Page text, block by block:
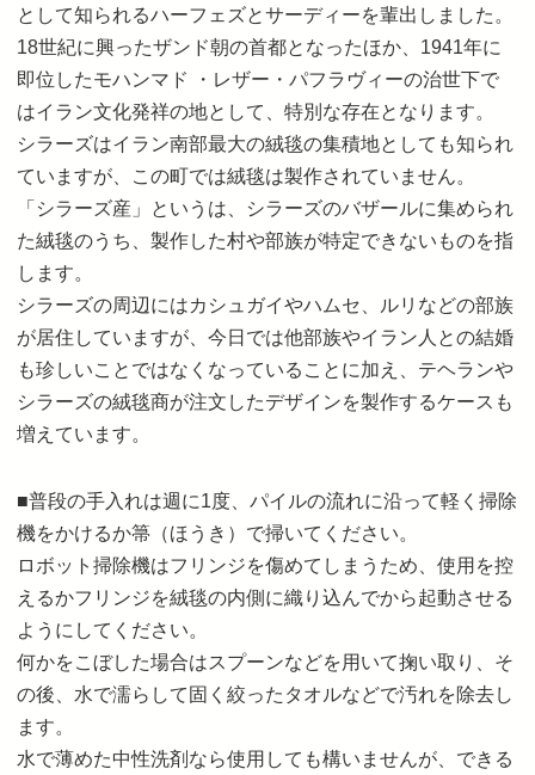
として知られるハーフェズとサーディーを輩出しました。
18世紀に興ったザンド朝の首都となったほか、1941年に
即位したモハンマド ・レザー・パフラヴィーの治世下で
はイラン文化発祥の地として、特別な存在となります。
シラーズはイラン南部最大の絨毯の集積地としても知られ
ていますが、この町では絨毯は製作されていません。
「シラーズ産」というは、シラーズのバザールに集められ
た絨毯のうち、製作した村や部族が特定できないものを指
します。
シラーズの周辺にはカシュガイやハムセ、ルリなどの部族
が居住していますが、今日では他部族やイラン人との結婚
も珍しいことではなくなっていることに加え、テヘランや
シラーズの絨毯商が注文したデザインを製作するケースも
増えています。
■普段の手入れは週に1度、パイルの流れに沿って軽く掃除
機をかけるか箒（ほうき）で掃いてください。
ロボット掃除機はフリンジを傷めてしまうため、使用を控
えるかフリンジを絨毯の内側に織り込んでから起動させる
ようにしてください。
何かをこぼした場合はスプーンなどを用いて掬い取り、そ
の後、水で濡らして固く絞ったタオルなどで汚れを除去し
ます。
水で薄めた中性洗剤なら使用しても構いませんが、できる